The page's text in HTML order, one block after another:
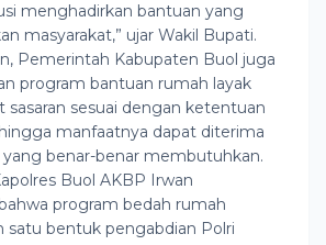
menghadirkan bantuan yang
masyarakat,” ujar Wakil Bupati.
Pemerintah Kabupaten Buol juga
program bantuan rumah layak
sasaran sesuai dengan ketentuan
manfaatnya dapat diterima
yang benar-benar membutuhkan.
Buol AKBP Irwan
program bedah rumah
satu bentuk pengabdian Polri